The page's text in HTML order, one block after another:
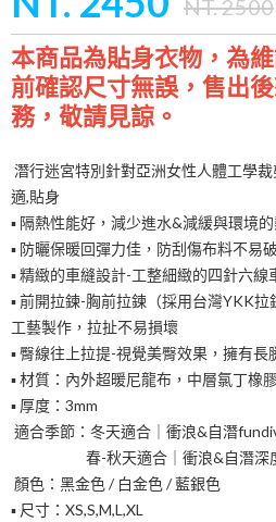
NT. 2500
本商品為貼身衣物，為
前確認尺寸無誤，售出
務，敬請見諒。
潛行迷宮特別針對亞洲女性人體工學
適,貼身
▪️ 隔熱性能好，減少進水&減緩與環境
▪️ 防曬保暖回彈力佳，防刮傷布料不易破
▪️ 精緻的車縫設計-工整細緻的四針六
▪️ 前開拉鍊-胸前拉鍊（採用台灣YKK
工藝製作，拉扯不易損壞
▪️ 臀線往上拉提-視覺美臀效果，擁有長
▪️ 材質：內外超暖尼龍布，中層氯丁橡膠
▪️ 厚度：3mm
適合季節：冬天適合｜衝浪&自潛
春-秋天適合｜衝浪&自潛深度
顏色：黑金色 / 白金色 / 藍銀色
▪️ 尺寸：XS,S,M,L,XL